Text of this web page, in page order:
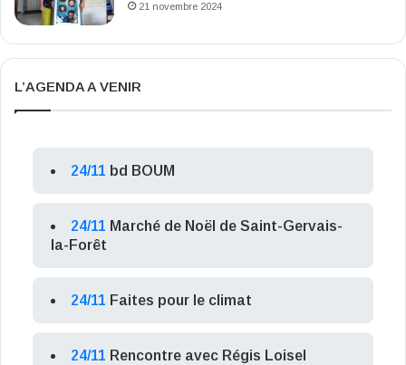
21 novembre 2024
L’AGENDA A VENIR
24/11 bd BOUM
24/11 Marché de Noël de Saint-Gervais-
la-Forêt
24/11 Faites pour le climat
24/11 Rencontre avec Régis Loisel